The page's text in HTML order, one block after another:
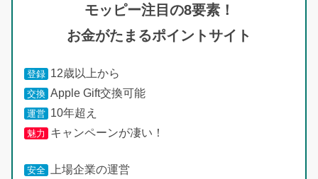
モッピー注目の8要素！
お金がたまるポイントサイト
登録 12歳以上から
交換 Apple Gift交換可能
運営 10年超え
魅力 キャンペーンが凄い！
安全 上場企業の運営